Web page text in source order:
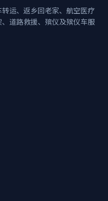
运、返乡回老家、航空医疗
道路救援、殡仪及殡仪车服